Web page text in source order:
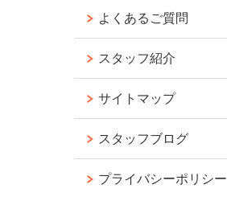
よくあるご質問
スタッフ紹介
サイトマップ
スタッフブログ
プライバシーポリシー